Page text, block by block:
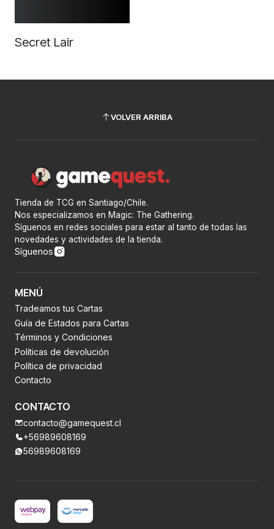
Secret Lair
VOLVER ARRIBA
Tienda de TCG en Santiago/Chile.
Nos especializamos en Magic: The Gathering.
Síguenos en redes sociales para estar al tanto de todas las
novedades y actividades de la tienda.
Síguenos
MENÚ
Tradeamos tus Cartas
Guía de Estados para Cartas
Términos y Condiciones
Políticas de devolución
Política de privacidad
Contacto
CONTACTO
contacto@gamequest.cl
+56989608169
56989608169